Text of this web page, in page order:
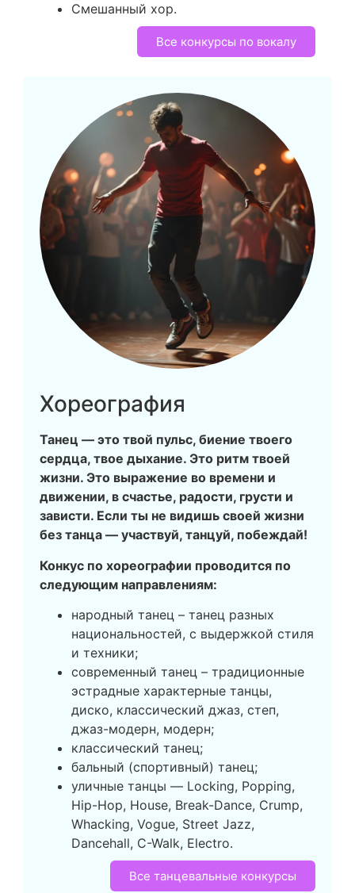
Смешанный хор.
Все конкурсы по вокалу
Хореография
Танец — это твой пульс, биение твоего
сердца, твое дыхание. Это ритм твоей
жизни. Это выражение во времени и
движении, в счастье, радости, грусти и
зависти. Если ты не видишь своей жизни
без танца — участвуй, танцуй, побеждай!
Конкус по хореографии проводится по
следующим направлениям:
народный танец – танец разных
национальностей, с выдержкой стиля
и техники;
современный танец – традиционные
эстрадные характерные танцы,
диско, классический джаз, степ,
джаз-модерн, модерн;
классический танец;
бальный (спортивный) танец;
уличные танцы — Locking, Popping,
Hip-Hop, House, Break-Dance, Crump,
Whacking, Vogue, Street Jazz,
Dancehall, C-Walk, Electro.
Все танцевальные конкурсы